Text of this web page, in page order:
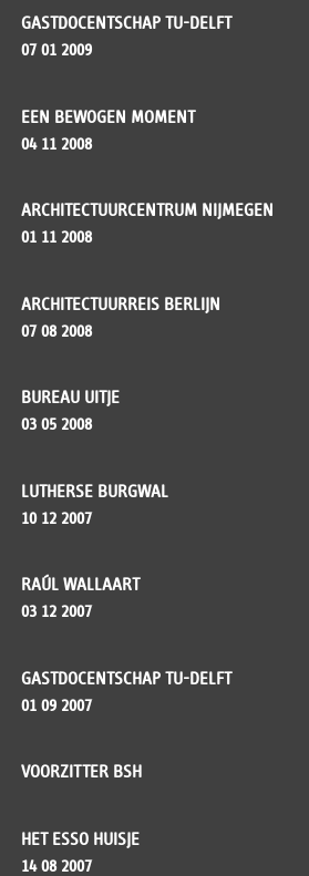
GASTDOCENTSCHAP TU-DELFT
07 01 2009
EEN BEWOGEN MOMENT
04 11 2008
ARCHITECTUURCENTRUM NIJMEGEN
01 11 2008
ARCHITECTUURREIS BERLIJN
07 08 2008
BUREAU UITJE
03 05 2008
LUTHERSE BURGWAL
10 12 2007
RAÚL WALLAART
03 12 2007
GASTDOCENTSCHAP TU-DELFT
01 09 2007
VOORZITTER BSH
HET ESSO HUISJE
14 08 2007